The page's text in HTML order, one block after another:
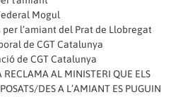
Mogul
per l’amiant del Prat de Llobregat
de CGT Catalunya
de CGT Catalunya
RECLAMA AL MINISTERI QUE ELS
DES A L’AMIANT ES PUGUIN